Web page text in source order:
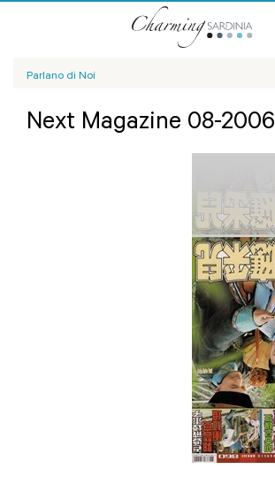
Parlano di Noi
Next Magazine 08-2006